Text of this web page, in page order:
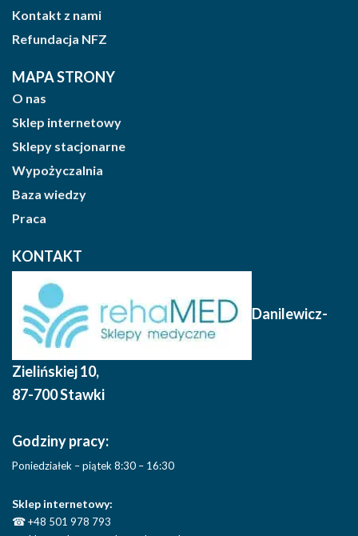
Kontakt z nami
Refundacja NFZ
MAPA STRONY
O nas
Sklep internetowy
Sklepy stacjonarne
Wypożyczalnia
Baza wiedzy
Praca
KONTAKT
Danilewicz-
Zielińskiej 10,
87-700 Stawki
Godziny pracy:
Poniedziałek – piątek 8:30 – 16:30
Sklep internetowy:
☎+48 501 978 793